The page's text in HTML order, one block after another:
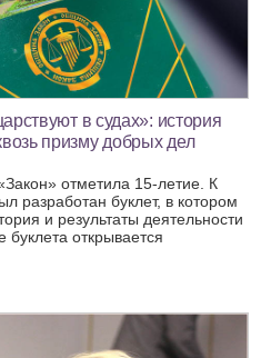
в судах»: история
призму добрых дел
отметила 15-летие. К
разработан буклет, в котором
и результаты деятельности
открывается